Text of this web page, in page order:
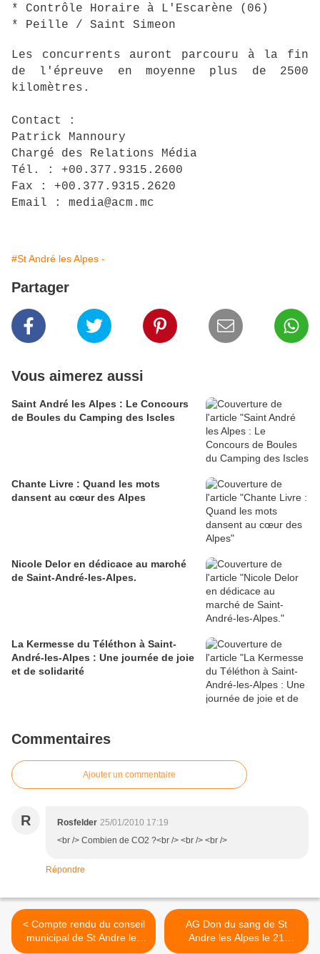
* Contrôle Horaire à L'Escarène (06)
* Peille / Saint Simeon
Les concurrents auront parcouru à la fin
de l'épreuve en moyenne plus de 2500
kilomètres.
Contact :
Patrick Mannoury
Chargé des Relations Média
Tél. : +00.377.9315.2600
Fax : +00.377.9315.2620
Email : media@acm.mc
#St André les Alpes -
Partager
Vous aimerez aussi
Saint André les Alpes : Le Concours
de Boules du Camping des Iscles
Chante Livre : Quand les mots
dansent au cœur des Alpes
Nicole Delor en dédicace au marché
de Saint-André-les-Alpes.
La Kermesse du Téléthon à Saint-
André-les-Alpes : Une journée de joie
et de solidarité
Commentaires
Ajouter un commentaire
R Rosfelder 25/01/2010 17:19
<br /> Combien de CO2 ?<br /> <br /> <br />
Répondre
< Compte rendu du conseil
municipal de St Andre les
Alpes du 13 janvier
AG Don du sang de St
Andre les Alpes le 21
janvier 2009, remise de la